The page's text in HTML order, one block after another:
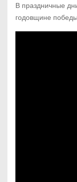
В праздничные
годовщине